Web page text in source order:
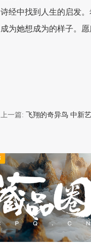
诗经中找到人生的启发
成为她想成为的样子。
上一篇: 飞翔的奇异鸟 中新